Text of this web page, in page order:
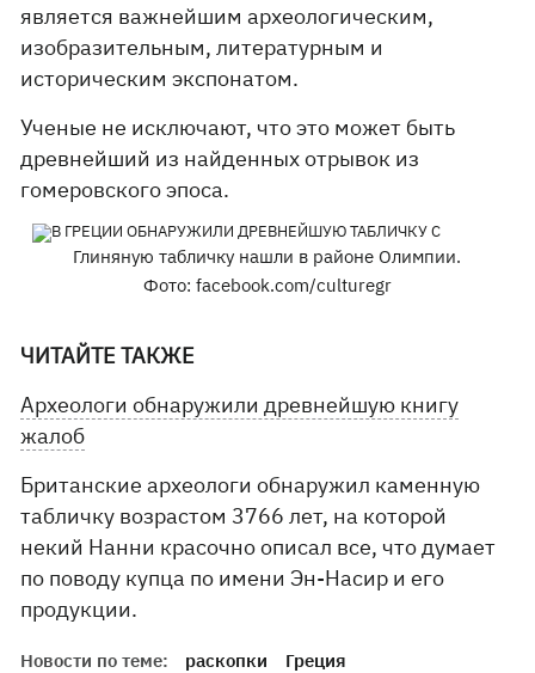
является важнейшим археологическим,
изобразительным, литературным и
историческим экспонатом.
Ученые не исключают, что это может быть
древнейший из найденных отрывок из
гомеровского эпоса.
Глиняную табличку нашли в районе Олимпии.
Фото: facebook.com/culturegr
ЧИТАЙТЕ ТАКЖЕ
Археологи обнаружили древнейшую книгу
жалоб
Британские археологи обнаружил каменную
табличку возрастом 3766 лет, на которой
некий Нанни красочно описал все, что думает
по поводу купца по имени Эн-Насир и его
продукции.
Новости по теме: раскопки Греция